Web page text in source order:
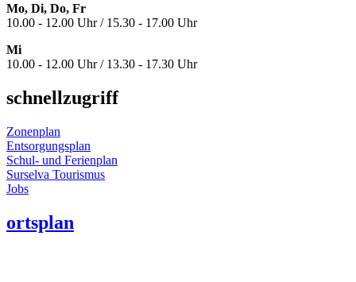
Mo, Di, Do, Fr
10.00 - 12.00 Uhr / 15.30 - 17.00 Uhr
Mi
10.00 - 12.00 Uhr / 13.30 - 17.30 Uhr
schnellzugriff
Zonenplan
Entsorgungsplan
Schul- und Ferienplan
Surselva Tourismus
Jobs
ortsplan